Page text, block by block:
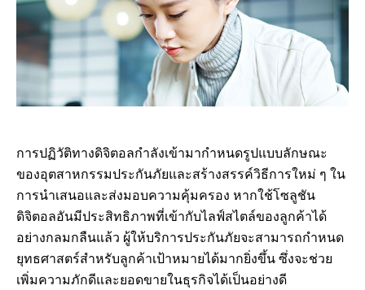
การปฏิวัติทางดิจิตอลกำลังเข้ามากำหนดรูปแบบลักษณะ
ของอุตสาหกรรมประกันภัยและสร้างสรรค์วิธีการใหม่ ๆ ใน
การนำเสนอและส่งมอบความคุ้มครอง หากใช้โซลูชัน
ดิจิตอลอันมีประสิทธิภาพที่เข้ากับไลฟ์สไตล์ของลูกค้าได้
อย่างกลมกลืนแล้ว ผู้ให้บริการประกันภัยจะสามารถกำหนด
ยุทธศาสตร์สำหรับลูกค้าเป้าหมายได้มากยิ่งขึ้น ซึ่งจะช่วย
เพิ่มความภักดีและยอดขายในธุรกิจได้เป็นอย่างดี